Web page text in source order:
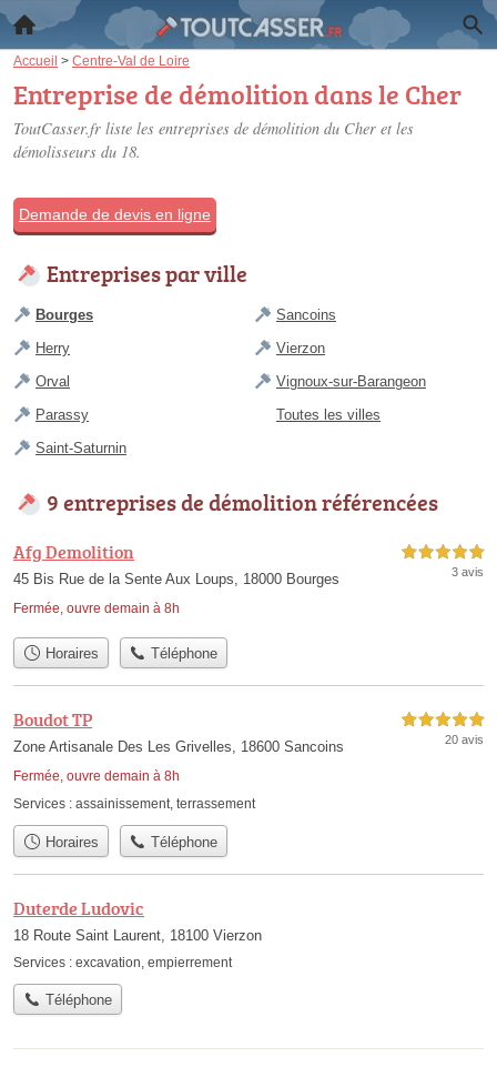
Accueil > Centre-Val de Loire
Entreprise de démolition dans le Cher
ToutCasser.fr liste les entreprises de démolition du Cher et les
démolisseurs du 18.
Demande de devis en ligne
Entreprises par ville
Bourges
Herry
Orval
Parassy
Saint-Saturnin
Sancoins
Vierzon
Vignoux-sur-Barangeon
Toutes les villes
9 entreprises de démolition référencées
Afg Demolition
45 Bis Rue de la Sente Aux Loups, 18000 Bourges
Fermée, ouvre demain à 8h
5,0 étoiles sur 5
3 avis
Horaires Téléphone
Boudot TP
Zone Artisanale Des Les Grivelles, 18600 Sancoins
Fermée, ouvre demain à 8h
5,0 étoiles sur 5
20 avis
Services : assainissement, terrassement
Horaires Téléphone
Duterde Ludovic
18 Route Saint Laurent, 18100 Vierzon
Services : excavation empierrement
Téléphone